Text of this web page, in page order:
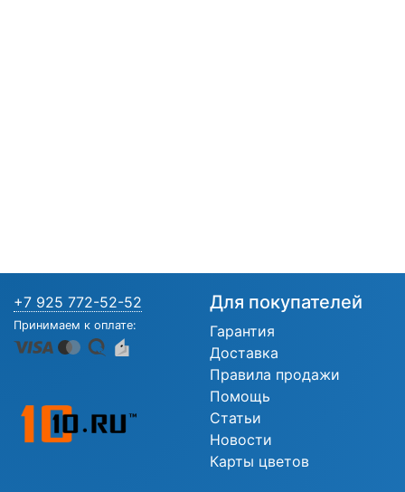
+7 925 772-52-52
Принимаем к оплате:
Для покупателей
Гарантия
Доставка
Правила продажи
Помощь
Статьи
Новости
Карты цветов